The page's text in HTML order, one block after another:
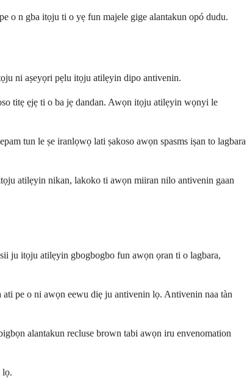
o n gba itọju ti o yẹ fun majele gige alantakun opó dudu.
ni aṣeyọri pẹlu itọju atilẹyin dipo antivenin.
titẹ ẹjẹ ti o ba jẹ dandan. Awọn itọju atilẹyin wọnyi le
tun le ṣe iranlọwọ lati ṣakoso awọn spasms iṣan to lagbara
atilẹyin nikan, lakoko ti awọn miiran nilo antivenin gaan
ju itọju atilẹyin gbogbogbo fun awọn ọran ti o lagbara,
pe o ni awọn eewu diẹ ju antivenin lọ. Antivenin naa tàn
alantakun recluse brown tabi awọn iru envenomation
lọ.